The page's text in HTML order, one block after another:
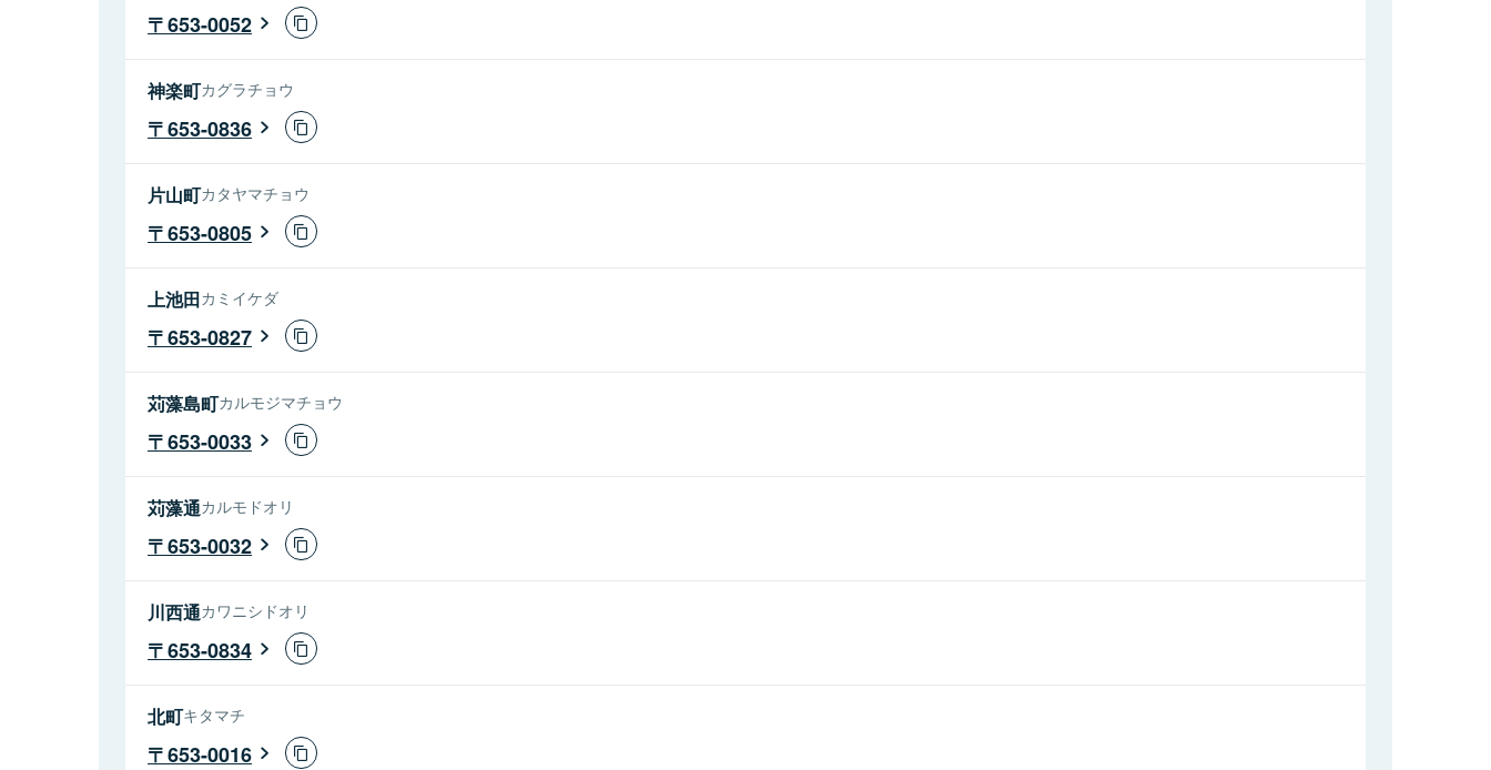
653-0052
神楽町カグラチョウ
653-0836
片山町カタヤマチョウ
653-0805
上池田カミイケダ
653-0827
苅藻島町カルモジマチョウ
653-0033
苅藻通カルモドオリ
653-0032
川西通カワニシドオリ
653-0834
北町キタマチ
653-0016